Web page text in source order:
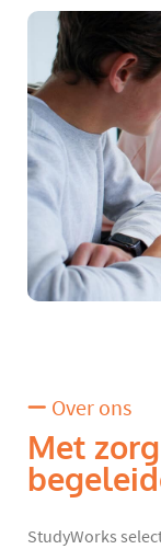
Over ons
Met
StudyWorks